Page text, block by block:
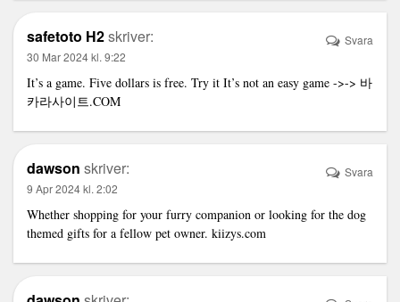
safetoto H2skriver:
30 Mar 2024 kl. 9:22
It’s a game. Five dollars is free. Try it It’s not an easy game ->-> 바
카라사이트.COM
Svara
dawson skriver:
9 Apr 2024 kl. 2:02
Whether shopping for your furry companion or looking for the dog
themed gifts for a fellow pet owner. kiizys.com
Svara